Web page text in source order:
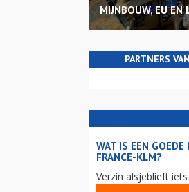
MIJNBOUW, EU EN
PARTNERS
WAT IS EEN
FRANCE-KLM?
Verzin alsjeblieft